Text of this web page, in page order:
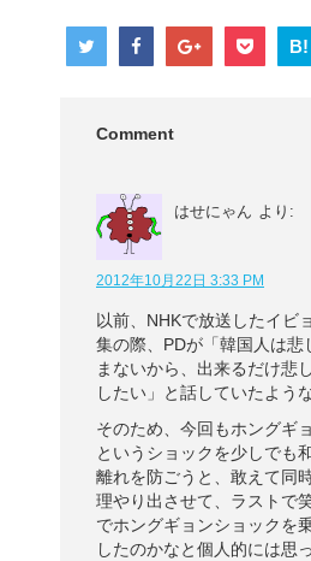
B!
Comment
はせにゃん より:
2012年10月22日 3:33 PM
以前、NHKで放送したイビ
集の際、PDが「韓国人は悲
まないから、出来るだけ悲
したい」と話していたよう
そのため、今回もホングギ
というショックを少しでも
離れを防ごうと、敢えて同
理やり出させて、ラストで
でホングギョンショックを
したのかなと個人的には思